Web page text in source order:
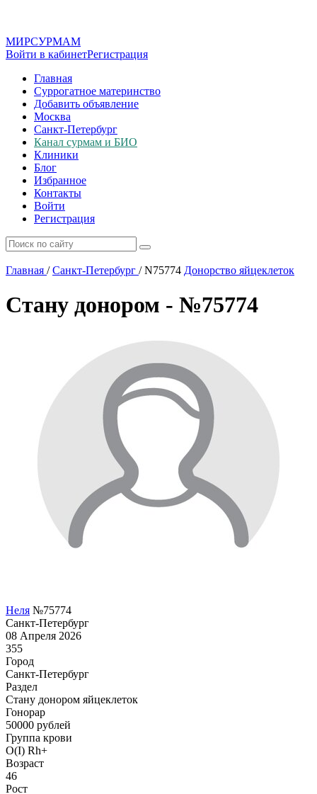
МИРСУРМАМ
Войти в кабинетРегистрация
Главная
Суррогатное материнство
Добавить объявление
Москва
Санкт-Петербург
Канал сурмам и БИО
Клиники
Блог
Избранное
Контакты
Войти
Регистрация
Главная / Санкт-Петербург /N75774 Донорство яйцеклеток
Стану донором - №75774
Неля №75774
Санкт-Петербург
08 Апреля 2026
355
Город
Санкт-Петербург
Раздел
Стану донором яйцеклеток
Гонoрар
50000 рублей
Группа крови
O(I) Rh+
Возраст
46
Рост